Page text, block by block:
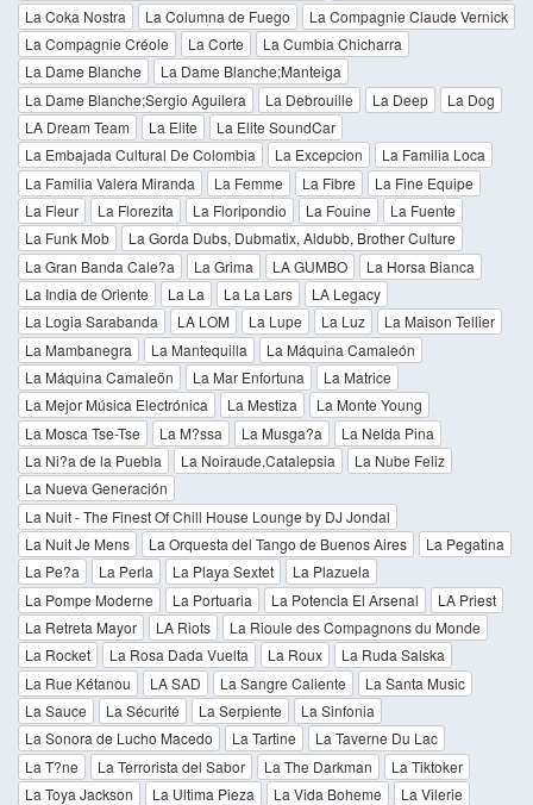
La Coka Nostra
La Columna de Fuego
La Compagnie Claude Vernick
La Compagnie Créole
La Corte
La Cumbia Chicharra
La Dame Blanche
La Dame Blanche;Manteiga
La Dame Blanche;Sergio Aguilera
La Debrouille La Deep
La Dog
LA Dream Team
La Elite
La Elite SoundCar
La Embajada Cultural De Colombia
La Excepcion
La Familia Loca
La Familia Valera Miranda
La Femme La Fibre
La Fine Equipe
La Fleur
La Florezita La Floripondio La Fouine
La Fuente
La Funk Mob
La Gorda Dubs, Dubmatix, Aldubb, Brother Culture
La Gran Banda Cale?a
La Grima LA GUMBO
La Horsa Bianca
La India de Oriente
La La La La Lars
LA Legacy
La Logia Sarabanda
LA LOM La Lupe La Luz
La Maison Tellier
La Mambanegra
La Mantequilla
La Máquina Camaleón
La Máquina Camaleön
La Mar Enfortuna
La Matrice
La Mejor Música Electrónica
La Mestiza
La Monte Young
La Mosca Tse-Tse
La M?ssa La Musga?a
La Nelda Pina
La Ni?a de la Puebla
La Noiraude,Catalepsia
La Nube Feliz
La Nueva Generación
La Nuit - The Finest Of Chill House Lounge by DJ Jondal
La Nuit Je Mens
La Orquesta del Tango de Buenos Aires
La Pegatina
La Pe?a
La Perla La Playa Sextet
La Plazuela
La Pompe Moderne
La Portuaria La Potencia El Arsenal
LA Priest
La Retreta Mayor
LA Riots
La Rioule des Compagnons du Monde
La Rocket
La Rosa Dada Vuelta La Roux
La Ruda Salska
La Rue Kétanou
LA SAD La Sangre Caliente
La Santa Music
La Sauce
La Sécurité La Serpiente
La Sinfonia
La Sonora de Lucho Macedo
La Tartine
La Taverne Du Lac
La T?ne
La Terrorista del Sabor La The Darkman
La Tiktoker
La Toya Jackson
La Ultima Pieza La Vida Boheme
La Vilerie